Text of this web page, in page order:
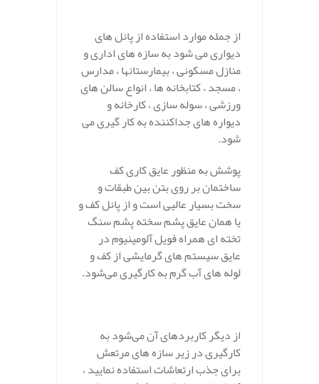
از جمله موارد استفاده از پانل های
دیواری می شود به سازه های اداری و
منازل مسکونی ، بیمارستانها ، مدارس
، مسجد ، کتابخانه ها ، انواع سالن های
ورزشی ، سوله سازی ، کارخانه و
دیواره های جداکننده به کار گیری می
شود.
پوشش به منظور عایق کاری کف
ساختمان بر روی بتن بین طبقات و
سخت بسیار عالیی است و از پانل کف و
یا همان عایق پشم سخته پشم سنگ
تخته ای همراه فویل آلومینیوم در
عایق سیستم های گرمایشی از کف و
لوله های آب گرم به کارگیری می‌شود.
از دیگر کاربردهای آن می‌شود به
کارگیری در زیر سازه های مرتعش
برای جذب ارتعاشات استفاده نمایید ،